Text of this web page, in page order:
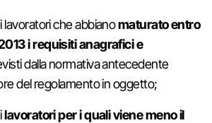
lavoratori che abbianomaturato entro
i requisiti anagrafici e
dalla normativa antecedente
del regolamento in oggetto;
lavoratori per i quali viene meno il